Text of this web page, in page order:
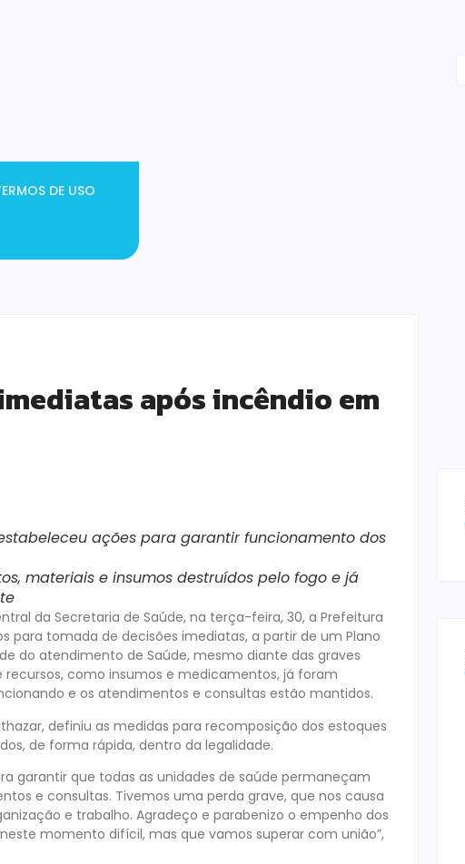
DE USO
após incêndio em
ações para garantir funcionamento dos
materiais e insumos destruídos pelo fogo e já
da Secretaria de Saúde, na terça-feira, 30, a Prefeitura
para tomada de decisões imediatas, a partir de um Plano
do atendimento de Saúde, mesmo diante das graves
como insumos e medicamentos, já foram
e os atendimentos e consultas estão mantidos.
definiu as medidas para recomposição dos estoques
de forma rápida, dentro da legalidade.
garantir que todas as unidades de saúde permaneçam
e consultas. Tivemos uma perda grave, que nos causa
e trabalho. Agradeço e parabenizo o empenho dos
momento difícil, mas que vamos superar com união”,